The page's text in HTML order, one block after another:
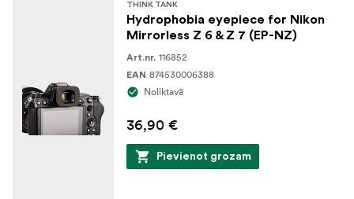
THINK TANK
Hydrophobia eyepiece for Nikon
Mirrorless Z 6 & Z 7 (EP-NZ)
Art.nr. 116852
EAN 874530006388
Noliktavā
36,90 €
Pievienot grozam